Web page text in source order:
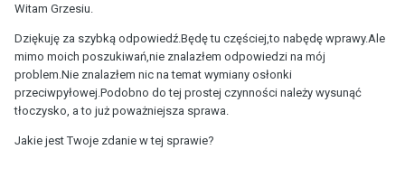
Witam Grzesiu.
Dziękuję za szybką odpowiedź.Będę tu częściej,to nabędę wprawy.Ale
mimo moich poszukiwań,nie znalazłem odpowiedzi na mój
problem.Nie znalazłem nic na temat wymiany osłonki
przeciwpyłowej.Podobno do tej prostej czynności należy wysunąć
tłoczysko, a to już poważniejsza sprawa.
Jakie jest Twoje zdanie w tej sprawie?